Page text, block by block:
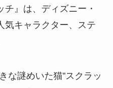
』は、ディズニー・
気キャラクター、ステ
な謎めいた猫”スクラッ